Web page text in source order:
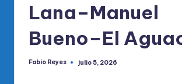
Lana–Manuel
Bueno–El
Publicado
Fabio Reyes julio 5, 2026